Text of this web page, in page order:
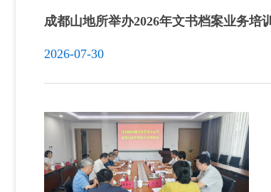
成都山地所举办2026年文书档案业务培训
2026-07-30